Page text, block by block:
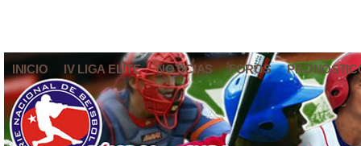
INICIO IV LIGA ELITE NOTICIAS FOROS